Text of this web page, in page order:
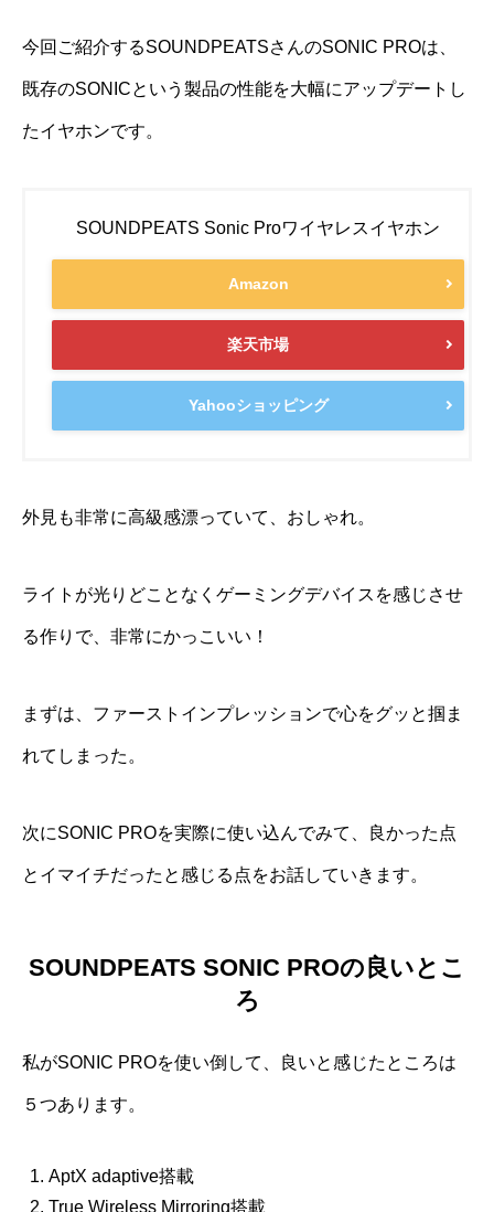
今回ご紹介するSOUNDPEATSさんのSONIC PROは、
既存のSONICという製品の性能を大幅にアップデートし
たイヤホンです。
SOUNDPEATS Sonic Proワイヤレスイヤホン
Amazon
楽天市場
Yahooショッピング
外見も非常に高級感漂っていて、おしゃれ。
ライトが光りどことなくゲーミングデバイスを感じさせ
る作りで、非常にかっこいい！
まずは、ファーストインプレッションで心をグッと掴ま
れてしまった。
次にSONIC PROを実際に使い込んでみて、良かった点
とイマイチだったと感じる点をお話していきます。
SOUNDPEATS SONIC PROの良いとこ
ろ
私がSONIC PROを使い倒して、良いと感じたところは
５つあります。
AptX adaptive搭載
True Wireless Mirroring搭載